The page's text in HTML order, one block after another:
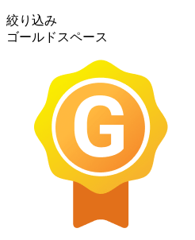
絞り込み
ゴールドスペース